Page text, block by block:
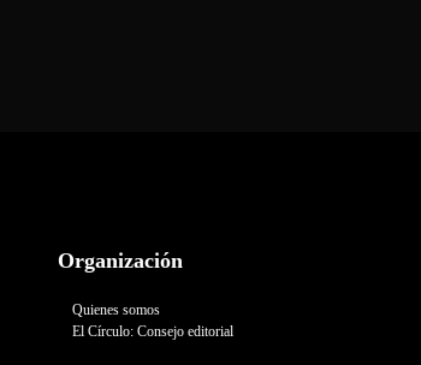
Organización
Quienes somos
El Círculo: Consejo editorial